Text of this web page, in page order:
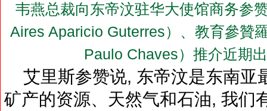
韦燕总裁向东帝汶驻华大使馆商务参
Aires Aparicio Guterres）、教育參贊
Paulo Chaves）推介近期
艾里斯参赞说, 东帝汶是东南亚
矿产的资源、天然气和石油, 我们